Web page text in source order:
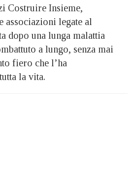
Costruire Insieme,
associazioni legate al
dopo una lunga malattia
a lungo, senza mai
fiero che l’ha
la vita.